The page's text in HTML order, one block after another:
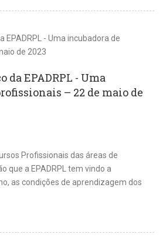
da EPADRPL - Uma
– 22 de maio de
Profissionais das áreas de
que a EPADRPL tem vindo a
as condições de aprendizagem dos